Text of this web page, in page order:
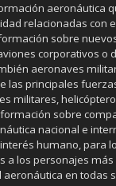
aeronáutica
relacionadas con
sobre
corporativos o
aeronaves
las principales
militares,
sobre
nacional e
humano, para
a los personajes
aeronáutica en todas